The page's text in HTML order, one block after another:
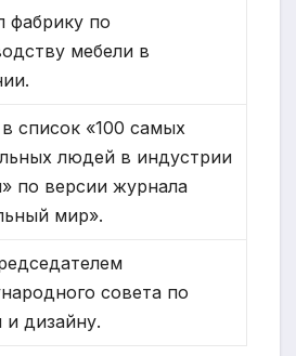
фабрику по
мебели в
список «100 самых
людей в индустрии
по версии журнала
мир».
совета по
и дизайну.